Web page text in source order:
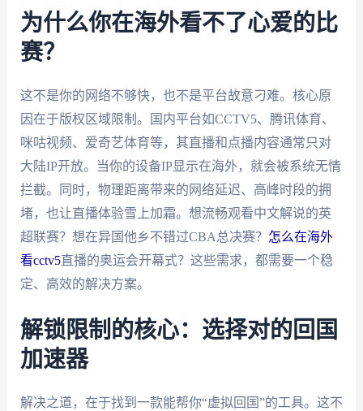
为什么你在海外看不了心爱的比
赛？
这不是你的网络不够快，也不是平台故意刁难。核心原
因在于版权区域限制。国内平台如CCTV5、腾讯体育、
咪咕视频、爱奇艺体育等，其直播和点播内容通常只对
大陆IP开放。当你的设备IP显示在海外，就会被系统无情
拦截。同时，物理距离带来的网络延迟、高峰时段的拥
堵，也让直播体验雪上加霜。想流畅观看中文解说的英
超联赛？想在异国他乡不错过CBA总决赛？ 怎么在海外
看cctv5直播的奥运会开幕式？这些需求，都需要一个稳
定、高效的解决方案。
解锁限制的核心：选择对的回国
加速器
解决之道，在于找到一款能帮你“虚拟回国”的工具。这不